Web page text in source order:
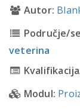
Autor:
Područje/
veterina
Modul: